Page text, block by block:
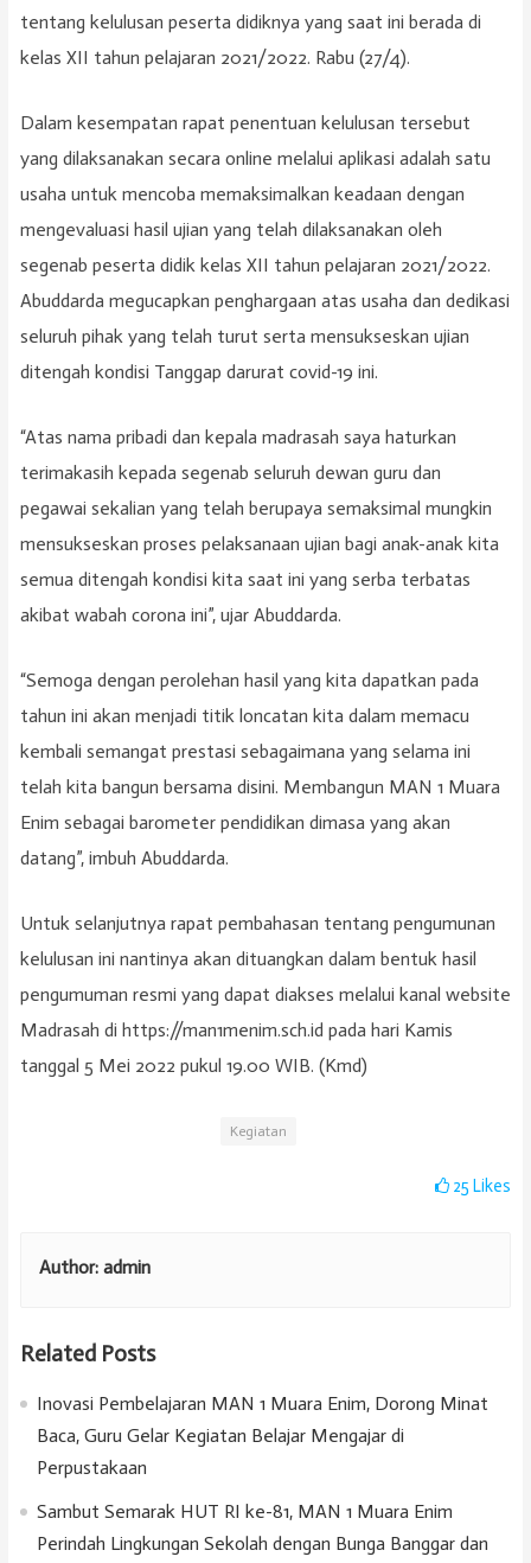
tentang kelulusan peserta didiknya yang saat ini berada di
kelas XII tahun pelajaran 2021/2022. Rabu (27/4).
Dalam kesempatan rapat penentuan kelulusan tersebut
yang dilaksanakan secara online melalui aplikasi adalah satu
usaha untuk mencoba memaksimalkan keadaan dengan
mengevaluasi hasil ujian yang telah dilaksanakan oleh
segenab peserta didik kelas XII tahun pelajaran 2021/2022.
Abuddarda megucapkan penghargaan atas usaha dan dedikasi
seluruh pihak yang telah turut serta mensukseskan ujian
ditengah kondisi Tanggap darurat covid-19 ini.
“Atas nama pribadi dan kepala madrasah saya haturkan
terimakasih kepada segenab seluruh dewan guru dan
pegawai sekalian yang telah berupaya semaksimal mungkin
mensukseskan proses pelaksanaan ujian bagi anak-anak kita
semua ditengah kondisi kita saat ini yang serba terbatas
akibat wabah corona ini”, ujar Abuddarda.
“Semoga dengan perolehan hasil yang kita dapatkan pada
tahun ini akan menjadi titik loncatan kita dalam memacu
kembali semangat prestasi sebagaimana yang selama ini
telah kita bangun bersama disini. Membangun MAN 1 Muara
Enim sebagai barometer pendidikan dimasa yang akan
datang”, imbuh Abuddarda.
Untuk selanjutnya rapat pembahasan tentang pengumunan
kelulusan ini nantinya akan dituangkan dalam bentuk hasil
pengumuman resmi yang dapat diakses melalui kanal website
Madrasah di https://man1menim.sch.id pada hari Kamis
tanggal 5 Mei 2022 pukul 19.00 WIB. (Kmd)
Kegiatan
25Likes
Author: admin
Related Posts
Inovasi Pembelajaran MAN 1 Muara Enim, Dorong Minat
Baca, Guru Gelar Kegiatan Belajar Mengajar di
Perpustakaan
Sambut Semarak HUT RI ke-81, MAN 1 Muara Enim
Perindah Lingkungan Sekolah dengan Bunga Banggar dan